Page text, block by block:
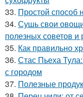
33. Простой способ
34. Сушь свои
полезных советов и
35. Как правильно
36. Стас Пьеха
с городом
37. Полезные